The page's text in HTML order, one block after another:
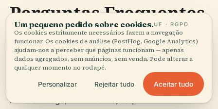
Perguntas Frequentes
(FAQs)
P: Os bilhetes são necessários para todos os
locais?
R: A maioria das atrações de Intramuros (p. ex.,
Forte Santiago, Casa Manila) requer bilhetes. O
Um pequeno pedido sobre cookies.UE · RGPD
Os cookies estritamente necessários fazem a navegação
funcionar. Os cookies de análise (PostHog, Google Analytics)
ajudam-nos a perceber que páginas funcionam — apenas
dados agregados, sem anúncios, sem venda. Pode alterar a
qualquer momento no rodapé.
Personalizar Rejeitar tudo Aceitar tudo